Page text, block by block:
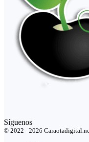
Síguenos
© 2022 - 2026